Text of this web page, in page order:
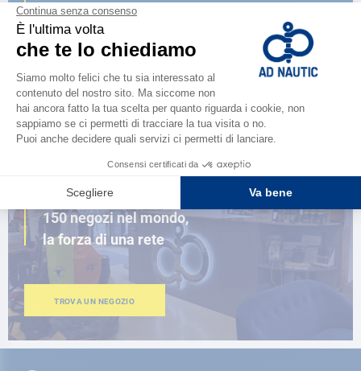
CATALOGARE
Scopri la
nuova guida AD 2026
SFOGLIA IL CATALOGO
VICINO A TE
150 negozi nel mondo,
la forza di una rete
TROVA UN NEGOZIO